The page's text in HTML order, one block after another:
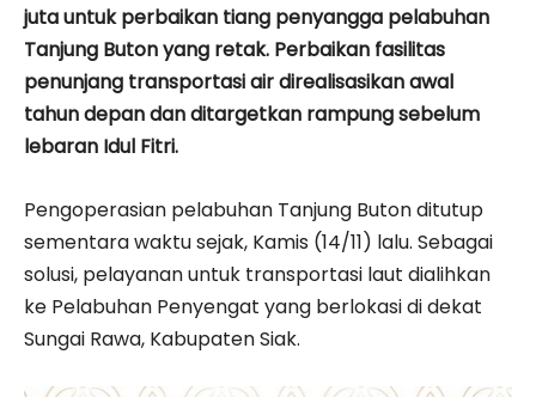
juta untuk perbaikan tiang penyangga pelabuhan
Tanjung Buton yang retak. Perbaikan fasilitas
penunjang transportasi air direalisasikan awal
tahun depan dan ditargetkan rampung sebelum
lebaran Idul Fitri.
Pengoperasian pelabuhan Tanjung Buton ditutup
sementara waktu sejak, Kamis (14/11) lalu. Sebagai
solusi, pelayanan untuk transportasi laut dialihkan
ke Pelabuhan Penyengat yang berlokasi di dekat
Sungai Rawa, Kabupaten Siak.